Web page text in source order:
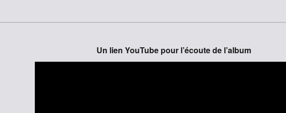
Un lien YouTube pour l’écoute de l’album